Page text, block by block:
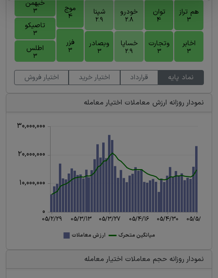
نماد پایه قرارداد اختیار خرید اختیار فروش
نمودار روزانه ارزش معاملات اختیار معامله
نمودار روزانه حجم معاملات اختیار معامله